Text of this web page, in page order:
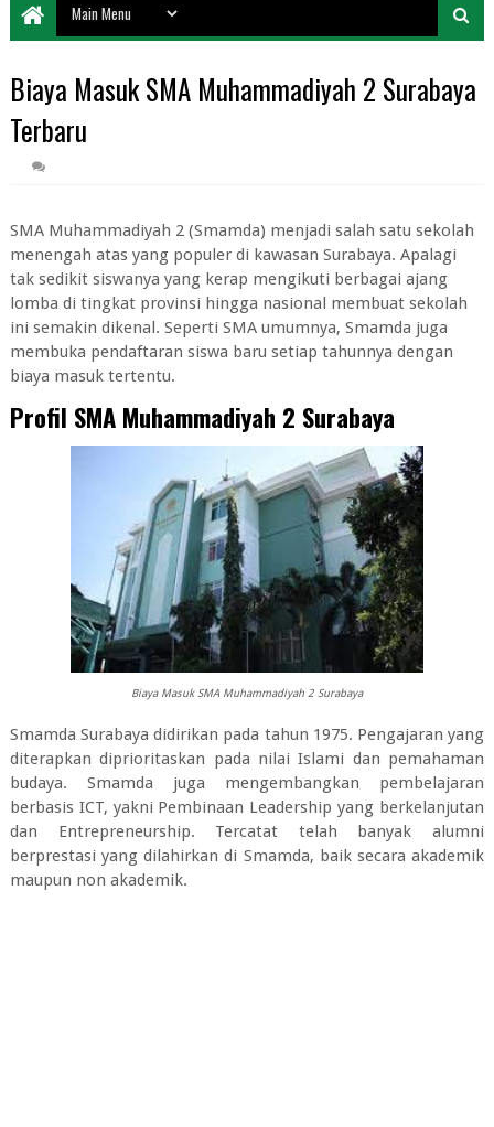
Biaya Masuk SMA Muhammadiyah 2 Surabaya
Terbaru
SMA Muhammadiyah 2 (Smamda) menjadi salah satu sekolah
menengah atas yang populer di kawasan Surabaya. Apalagi
tak sedikit siswanya yang kerap mengikuti berbagai ajang
lomba di tingkat provinsi hingga nasional membuat sekolah
ini semakin dikenal. Seperti SMA umumnya, Smamda juga
membuka pendaftaran siswa baru setiap tahunnya dengan
biaya masuk tertentu.
Profil SMA Muhammadiyah 2 Surabaya
Biaya Masuk SMA Muhammadiyah 2 Surabaya
Smamda Surabaya didirikan pada tahun 1975. Pengajaran yang
diterapkan diprioritaskan pada nilai Islami dan pemahaman
budaya. Smamda juga mengembangkan pembelajaran
berbasis ICT, yakni Pembinaan Leadership yang berkelanjutan
dan Entrepreneurship. Tercatat telah banyak alumni
berprestasi yang dilahirkan di Smamda, baik secara akademik
maupun non akademik.